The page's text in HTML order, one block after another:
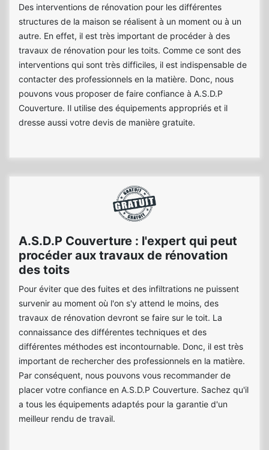
Des interventions de rénovation pour les différentes
structures de la maison se réalisent à un moment ou à un
autre. En effet, il est très important de procéder à des
travaux de rénovation pour les toits. Comme ce sont des
interventions qui sont très difficiles, il est indispensable de
contacter des professionnels en la matière. Donc, nous
pouvons vous proposer de faire confiance à A.S.D.P
Couverture. Il utilise des équipements appropriés et il
dresse aussi votre devis de manière gratuite.
A.S.D.P Couverture : l'expert qui peut
procéder aux travaux de rénovation
des toits
Pour éviter que des fuites et des infiltrations ne puissent
survenir au moment où l'on s'y attend le moins, des
travaux de rénovation devront se faire sur le toit. La
connaissance des différentes techniques et des
différentes méthodes est incontournable. Donc, il est très
important de rechercher des professionnels en la matière.
Par conséquent, nous pouvons vous recommander de
placer votre confiance en A.S.D.P Couverture. Sachez qu'il
a tous les équipements adaptés pour la garantie d'un
meilleur rendu de travail.